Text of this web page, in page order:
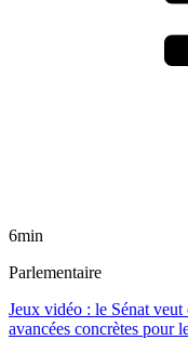
6min
Parlementaire
Jeux vidéo : le Sénat
avancées concrètes pour